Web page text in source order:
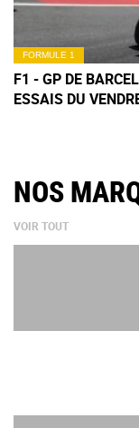
FORMULE 1
F1 - GP DE
ESSAIS DU
NOS
VOIR TOUT